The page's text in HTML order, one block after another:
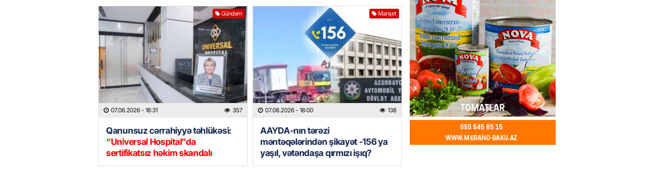
Gündəm
07.08.2026 - 18:31 357
Qanunsuz cərrahiyyə təhlükəsi:
“Universal Hospital”da
sertifikatsız həkim skandalı
Manşet
07.08.2026 - 18:00 138
AAYDA-nın tərəzi
məntəqələrindən şikayət -156 ya
yaşıl, vətəndaşa qırmızı işıq?
Sumqayıtda avtomobil qaçıran və
çimərlikdə mobil telefon oğurlayan
şəxslər saxlanılıb
07.08.2026- 14:15 155
GÜNDƏM
Kartdan karta istədiyiniz qədər
köçürmə edə bilərsiniz – VİDEO
07.08.2026- 14:00 154
MANŞET
Mişustin avtomobildə Paşinyana nə
deyib?